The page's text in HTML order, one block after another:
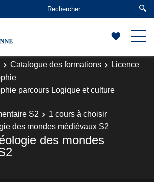
Catalogue des formations
Licence
parcours Logique et culture
S2
1 cours à choisir
des mondes médiévaux S2
des mondes